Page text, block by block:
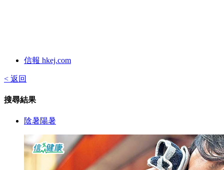
信報 hkej.com
< 返回
搜尋結果
陰暑陽暑